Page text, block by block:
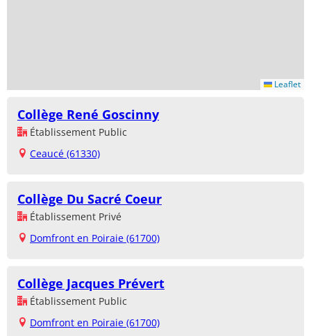
Leaflet
Collège René Goscinny
Établissement Public
Ceaucé (61330)
Collège Du Sacré Coeur
Établissement Privé
Domfront en Poiraie (61700)
Collège Jacques Prévert
Établissement Public
Domfront en Poiraie (61700)